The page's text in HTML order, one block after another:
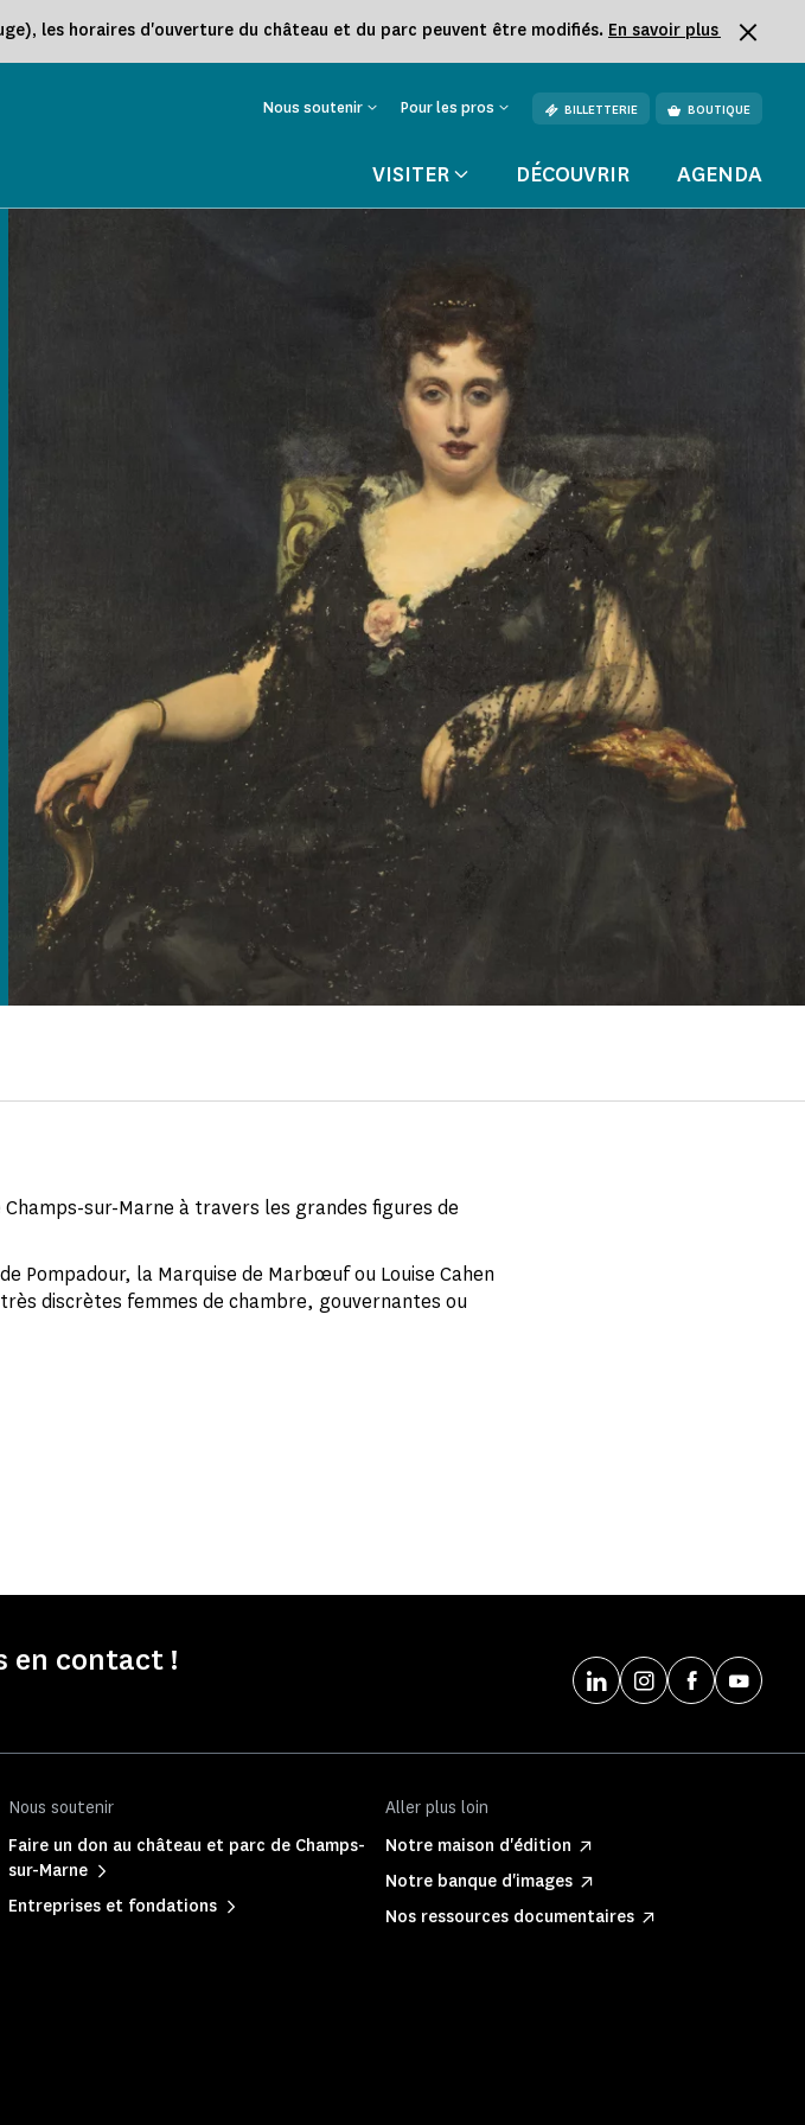
les horaires d'ouverture du château et du parc peuvent être modifiés. En savoir plus
Nous soutenir Pour les pros BILLETTERIE BOUTIQUE
VISITER DÉCOUVRIR AGENDA
sur-Marne à travers les grandes figures de
Pompadour, la Marquise de Marbœuf ou Louise Cahen
très discrètes femmes de chambre, gouvernantes ou
en contact !
Nous soutenir
Faire un don au château et parc de Champs-
sur-Marne
Entreprises et fondations
Aller plus loin
Notre maison d'édition
Notre banque d'images
Nos ressources documentaires